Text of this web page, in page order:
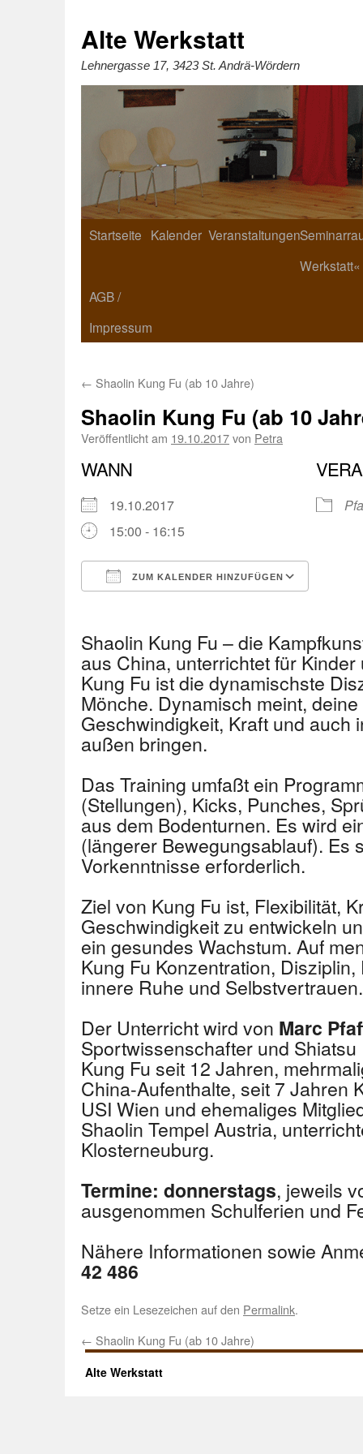
Alte Werkstatt
Lehnergasse 17, 3423 St. Andrä-Wördern
Startseite Kalender Veranstaltungen
Werkstatt«
AGB /
Impressum
← Shaolin Kung Fu (ab 10 Jahre)
Shaolin Kung Fu (ab 10
Veröffentlicht am 19.10.2017von Petra
WANN
19.10.2017
15:00 - 16:15
ZUM KALENDER HINZUFÜGEN
Shaolin Kung Fu – die
aus China, unterrichtet für
Kung Fu ist die dynamischste
Mönche. Dynamisch meint,
Geschwindigkeit, Kraft und auch
außen bringen.
Das Training umfaßt ein
(Stellungen), Kicks, Punches,
aus dem Bodenturnen. Es wird
(längerer Bewegungsablauf). Es
Vorkenntnisse erforderlich.
Ziel von Kung Fu ist, Flexibilität,
Geschwindigkeit zu entwickeln
ein gesundes Wachstum. Auf
Kung Fu Konzentration,
innere Ruhe und Selbstvertrauen.
Der Unterricht wird von Marc
Sportwissenschafter und
Kung Fu seit 12 Jahren,
China-Aufenthalte, seit 7 Jahren
USI Wien und ehemaliges
Shaolin Tempel Austria,
Klosterneuburg.
Termine: donnerstags, jeweils
ausgenommen Schulferien und
Nähere Informationen sowie
42 486
Setze ein Lesezeichen auf den Permalink.
← Shaolin Kung Fu (ab 10 Jahre)
Alte Werkstatt